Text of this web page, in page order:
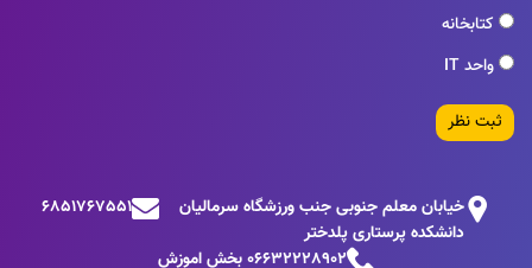
کتابخانه
واحد IT
ثبت نظر
خیابان معلم جنوبی جنب ورزشگاه سرمالیان
دانشکده پرستاری پلدختر
6851767551
06632228902 بخش اموزش